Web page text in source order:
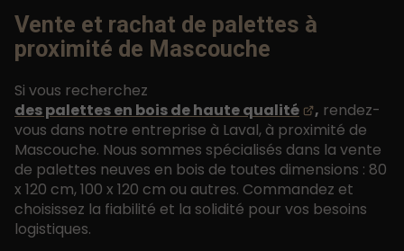
Vente et rachat de palettes à
proximité de Mascouche
Si vous recherchez
des palettes en bois de haute qualité
, rendez-
vous dans notre entreprise à Laval, à proximité de
Mascouche. Nous sommes spécialisés dans la vente
de palettes neuves en bois de toutes dimensions : 80
x 120 cm, 100 x 120 cm ou autres. Commandez et
choisissez la fiabilité et la solidité pour vos besoins
logistiques.